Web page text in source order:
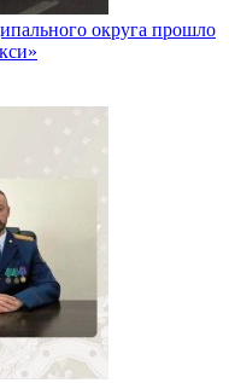
округа прошло